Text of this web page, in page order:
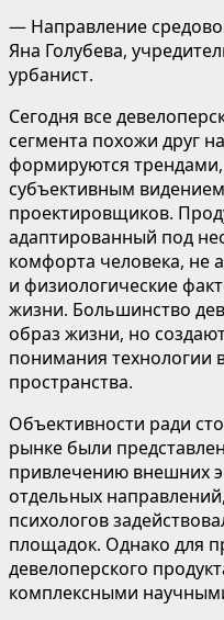
— Направление
Яна Голубева,
урбанист.
Сегодня все
сегмента похожи друг
формируются
субъективным
проектировщиков.
адаптированный под
комфорта человека, не
и физиологические
жизни. Большинство
образ жизни, но
понимания технологии
пространства.
Объективности ради
рынке были
привлечению внешних
отдельных
психологов
площадок. Однако для
девелоперского
комплексными